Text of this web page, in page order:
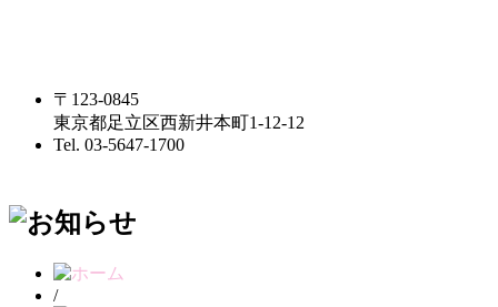
〒123-0845
東京都足立区西新井本町1-12-12
Tel. 03-5647-1700
/